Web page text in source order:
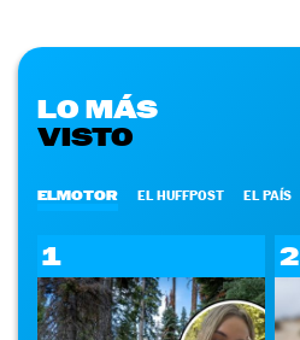
LO MÁS
VISTO
ELMOTOR EL HUFFPOST EL PAÍS
1 2